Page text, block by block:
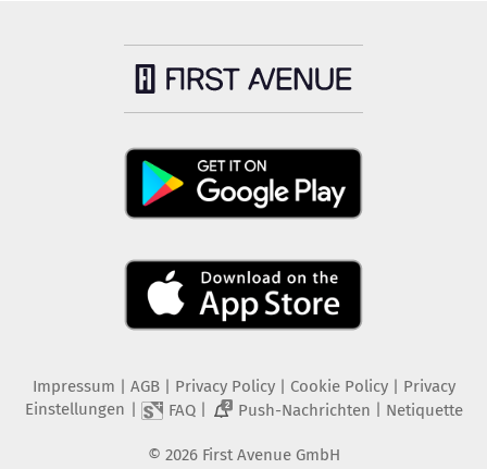
Impressum AGB Privacy Policy| Cookie Policy| Privacy
Einstellungen
FAQ| 2 Push-Nachrichten Netiquette
© 2026 First Avenue GmbH